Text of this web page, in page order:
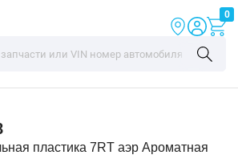
0
пластика 7RT аэр Ароматная